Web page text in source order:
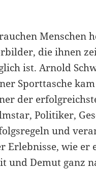
Menschen
die ihnen
ist. Arnold
Sporttasche
der
Politiker,
und
Erlebnisse, wie er
und Demut ganz